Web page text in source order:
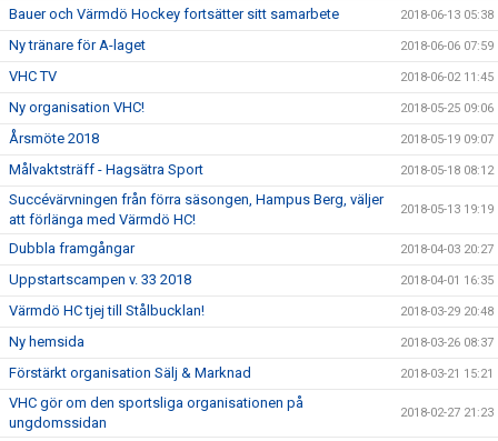
Bauer och Värmdö Hockey fortsätter sitt samarbete 2018-06-13 05:38
Ny tränare för A-laget 2018-06-06 07:59
VHC TV 2018-06-02 11:45
Ny organisation VHC! 2018-05-25 09:06
Årsmöte 2018 2018-05-19 09:07
Målvaktsträff - Hagsätra Sport 2018-05-18 08:12
Succévärvningen från förra säsongen, Hampus Berg, väljer
att förlänga med Värmdö HC!
2018-05-13 19:19
Dubbla framgångar 2018-04-03 20:27
Uppstartscampen v. 33 2018 2018-04-01 16:35
Värmdö HC tjej till Stålbucklan! 2018-03-29 20:48
Ny hemsida 2018-03-26 08:37
Förstärkt organisation Sälj & Marknad 2018-03-21 15:21
VHC gör om den sportsliga organisationen på
ungdomssidan
2018-02-27 21:23